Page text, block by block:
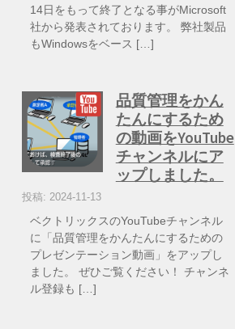
14日をもって終了となる事がMicrosoft
社から発表されております。 弊社製品
もWindowsをベース […]
品質管理をかん
たんにするため
の動画をYouTube
チャンネルにア
ップしました。
投稿: 2024-11-13
ベクトリックスのYouTubeチャンネル
に「品質管理をかんたんにするための
プレゼンテーション動画」をアップし
ました。 ぜひご覧ください！ チャンネ
ル登録も […]